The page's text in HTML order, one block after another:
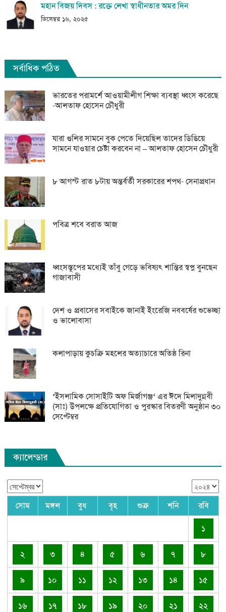
মহান বিজয় দিবস : রক্তে লেখা স্বাধীনতার অমর দিন
ডিসেম্বর ১৬, ২০২৫
সর্বাধিক পঠিত
ভারতের পরামর্শে আওয়ামীলীগ শিক্ষা ব্যবস্থা ধ্বংস করেছে
-আলতাফ হোসেন চৌধুরী
যারা গুলির সামনে বুক পেতে দিয়েছিল তাদের ডিঙিয়ে
সামনে যাওয়ার চেষ্টা করবেন না – আলতাফ হোসেন চৌধুরী
৮ আগস্ট রাত ৮টায় অন্তর্বর্তী সরকারের শপথ- সেনাপ্রধান
পবিত্র শবে বরাত আজ
ধ্বংসস্তূপের মধ্যেই তাঁবু গেড়ে ভবিষ্যৎ শান্তির স্বপ্ন বুনছেন
গাজাবাসী
দেশ ও প্রবাসের সবাইকে জানাই ইংরেজি নববর্ষের শুভেচ্ছা
ও ভালোবাসা
কলাপাড়ায় কুচক্রি মহলের অত্যাচারে অতিষ্ঠ রিনা
‘ইসলামিক সোসাইটি অফ মির্জাগঞ্জ‘ এর ঈদে মিলাদুন্নবী
(সাঃ) উপলক্ষে প্রতিযোগিতা ও পুরস্কার বিতরণী অনুষ্ঠান ৩০
সেপ্টেম্বর
ক্যালেন্ডার
সোম মঙ্গল বুধ বৃহ শুক্র শনি রবি
১
২ ৩ ৪ ৫ ৬ ৭ ৮
৯ ১০ ১১ ১২ ১৩ ১৪ ১৫
১৬ ১৭ ১৮ ১৯ ২০ ২১ ২২